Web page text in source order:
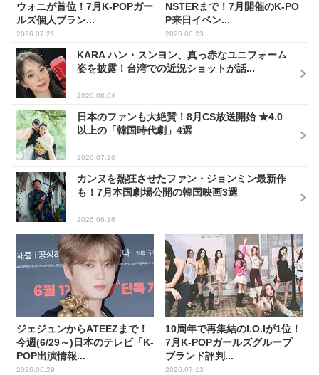
ウォニが首位！7月K-POPガー
ルズ個人ブラン...
2026.07.21
NSTERまで！7月開催のK-PO
P来日イベン...
2026.06.23
KARA ハン・スンヨン、真っ赤なユニフォーム
姿を披露！台湾での近況ショットが話...
2026.08.04
日本のファンも大絶賛！8月CS放送開始 ★4.0
以上の「韓国時代劇」4選
2026.07.16
カンヌを熱狂させたファン・ジョンミン最新作
も！7月本国劇場公開の韓国映画3選
2026.06.16
ジェジュンからATEEZまで！
今週(6/29～)日本のテレビ「K-
POP出演情報...
2026.06.29
10周年で再集結のI.O.Iが1位！
7月K-POPガールズグループ
ブランド評判...
2026.07.13